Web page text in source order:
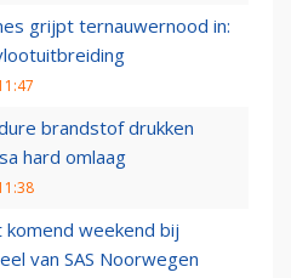
grijpt ternauwernood in:
brandstof drukken
hard omlaag
komend weekend bij
van SAS Noorwegen